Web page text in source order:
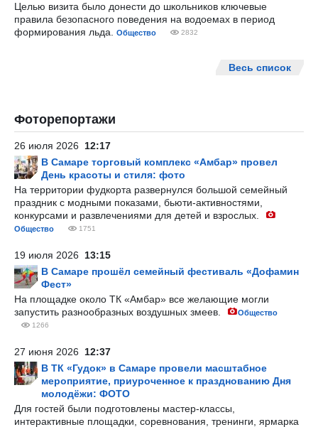
Целью визита было донести до школьников ключевые
правила безопасного поведения на водоемах в период
формирования льда.
Общество 2832
Весь список
Фоторепортажи
26 июля 2026 12:17
В Самаре торговый комплекс «Амбар» провел
День красоты и стиля: фото
На территории фудкорта развернулся большой семейный
праздник с модными показами, бьюти-активностями,
конкурсами и развлечениями для детей и взрослых.
Общество 1751
19 июля 2026 13:15
В Самаре прошёл семейный фестиваль «Дофамин
Фест»
На площадке около ТК «Амбар» все желающие могли
запустить разнообразных воздушных змеев.
Общество
1266
27 июня 2026 12:37
В ТК «Гудок» в Самаре провели масштабное
мероприятие, приуроченное к празднованию Дня
молодёжи: ФОТО
Для гостей были подготовлены мастер-классы,
интерактивные площадки, соревнования, тренинги, ярмарка